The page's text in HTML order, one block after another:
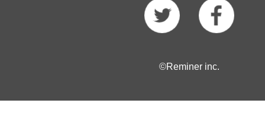
©Reminer inc.